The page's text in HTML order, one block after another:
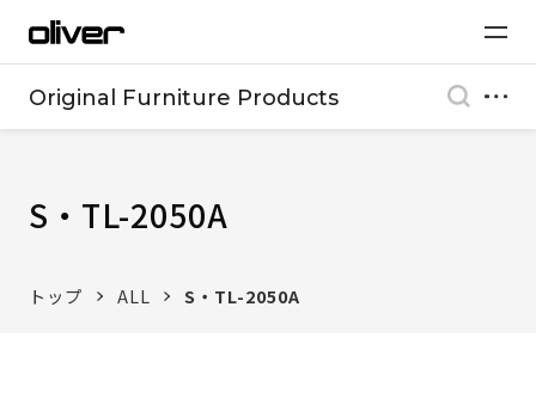
Original Furniture Products
S・TL-2050A
トップ ALL S・TL-2050A